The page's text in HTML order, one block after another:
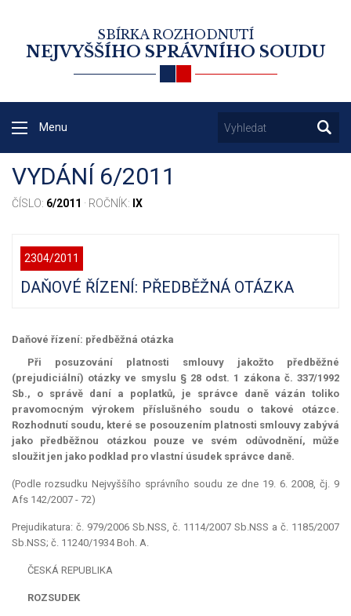
SBÍRKA ROZHODNUTÍ
NEJVYŠŠÍHO SPRÁVNÍHO SOUDU
Menu
VYDÁNÍ 6/2011
ČÍSLO: 6/2011 · ROČNÍK: IX
2304/2011
DAŇOVÉ ŘÍZENÍ: PŘEDBĚŽNÁ OTÁZKA
Daňové řízení: předběžná otázka
Při posuzování platnosti smlouvy jakožto předběžné
(prejudiciální) otázky ve smyslu § 28 odst. 1 zákona č. 337/1992
Sb., o správě daní a poplatků, je správce daně vázán toliko
pravomocným výrokem příslušného soudu o takové otázce.
Rozhodnutí soudu, které se posouzením platnosti smlouvy zabývá
jako předběžnou otázkou pouze ve svém odůvodnění, může
sloužit jen jako podklad pro vlastní úsudek správce daně.
(Podle rozsudku Nejvyššího správního soudu ze dne 19. 6. 2008, čj. 9
Afs 142/2007 - 72)
Prejudikatura: č. 979/2006 Sb.NSS, č. 1114/2007 Sb.NSS a č. 1185/2007
Sb.NSS; č. 11240/1934 Boh. A.
ČESKÁ REPUBLIKA
ROZSUDEK